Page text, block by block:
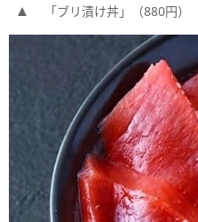
「ブリ漬け丼」（880円）